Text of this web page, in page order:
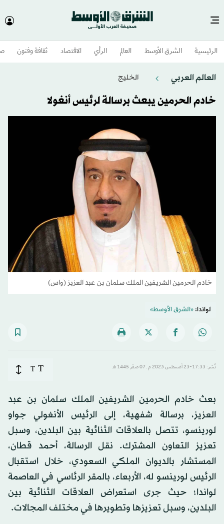
الرئيسية الشرق الأوسط​ العالم الرأي الاقتصاد ثقافة وفنون
العالم العربي الخليج
خادم الحرمين يبعث برسالة لرئيس أنغولا
خادم الحرمين الشريفين الملك سلمان بن عبد العزيز (واس)
لواندا:«الشرق الأوسط»
نُشر: 17:33-23 أغسطس 2023 م ـ 07 صفَر 1445 هـ T
T
بعث خادم الحرمين الشريفين الملك سلمان بن عبد
العزيز، برسالة شفهية، إلى الرئيس الأنغولي جواو
لورينسو، تتصل بالعلاقات الثنائية بين البلدين، وسبل
تعزيز التعاون المشترك. نقل الرسالة، أحمد قطان،
المستشار بالديوان الملكي السعودي، خلال استقبال
الرئيس لورينسو له، الأربعاء، بالمقر الرئاسي في العاصمة
لواندا؛ حيث جرى استعراض العلاقات الثنائية بين
البلدين، وسبل تعزيزها وتطويرها في مختلف المجالات.